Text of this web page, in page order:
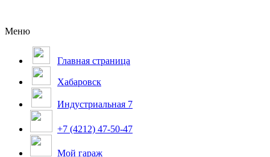
Меню
Главная страница
Хабаровск
Индустриальная 7
+7 (4212) 47-50-47
Мой гараж